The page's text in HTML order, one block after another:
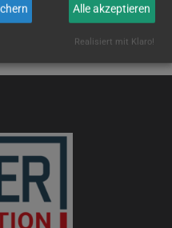
Alle akzeptieren
Realisiert mit Klaro!